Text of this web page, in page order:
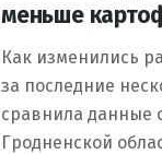
меньше
Как изменились
за последние
сравнила данные
Гродненской